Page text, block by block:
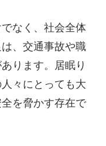
なく、社会全体
、交通事故や職
ります。居眠り
々にとっても大
を脅かす存在で